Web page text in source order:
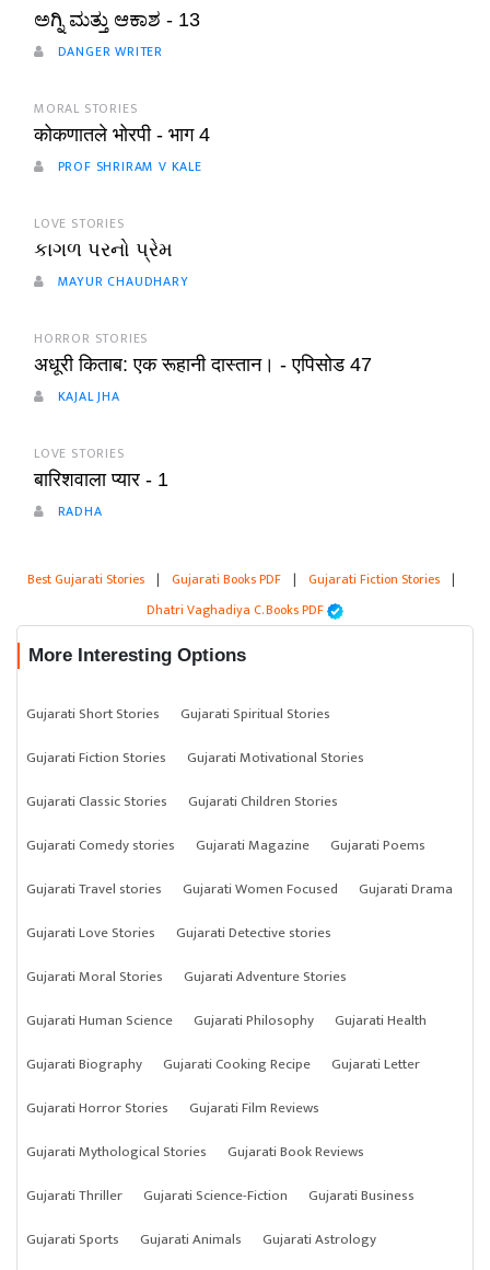
ಅಗ್ನಿ ಮತ್ತು ಆಕಾಶ - 13
DANGER WRITER
MORAL STORIES
कोकणातले भोरपी - भाग 4
PROF SHRIRAM V KALE
LOVE STORIES
કાગળ પરનો પ્રેમ
MAYUR CHAUDHARY
HORROR STORIES
अधूरी किताब: एक रूहानी दास्तान। - एपिसोड 47
KAJAL JHA
LOVE STORIES
बारिशवाला प्यार - 1
RADHA
Best Gujarati Stories | Gujarati Books PDF | Gujarati Fiction Stories |
Dhatri Vaghadiya C. Books PDF
More Interesting Options
Gujarati Short Stories
Gujarati Spiritual Stories
Gujarati Fiction Stories
Gujarati Motivational Stories
Gujarati Classic Stories
Gujarati Children Stories
Gujarati Comedy stories
Gujarati Magazine
Gujarati Poems
Gujarati Travel stories
Gujarati Women Focused
Gujarati Drama
Gujarati Love Stories
Gujarati Detective stories
Gujarati Moral Stories
Gujarati Adventure Stories
Gujarati Human Science
Gujarati Philosophy
Gujarati Health
Gujarati Biography
Gujarati Cooking Recipe
Gujarati Letter
Gujarati Horror Stories
Gujarati Film Reviews
Gujarati Mythological Stories
Gujarati Book Reviews
Gujarati Thriller
Gujarati Science-Fiction
Gujarati Business
Gujarati Sports
Gujarati Animals
Gujarati Astrology